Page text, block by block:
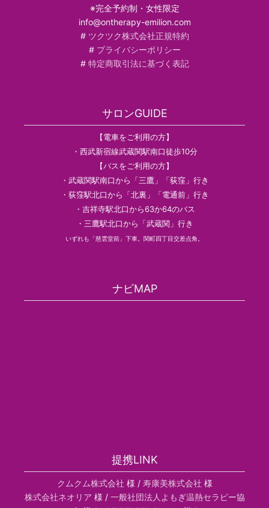
※完全予約制・女性限定
info@ontherapy-emilion.com
# ツクツク株式会社正規特約
# プライバシーポリシー
# 特定商取引法に基づく表記
サロンGUIDE
【電車をご利用の方】
・西武新宿線武蔵関駅南口徒歩10分
【バスをご利用の方】
・武蔵関駅南口から「三鷹」「荻窪」行き
・荻窪駅北口から「北裏」「電通前」行き
・吉祥寺駅北口から63か64のバス
・三鷹駅北口から「武蔵関」行き
いずれも「慈雲堂前」下車。関町四丁目交差点角。
ナビMAP
提携LINK
クムクム株式会社 様 / 寿康美株式会社 様
株式会社ネオリア 様 / 一般社団法人よもぎ温熱セラピー協